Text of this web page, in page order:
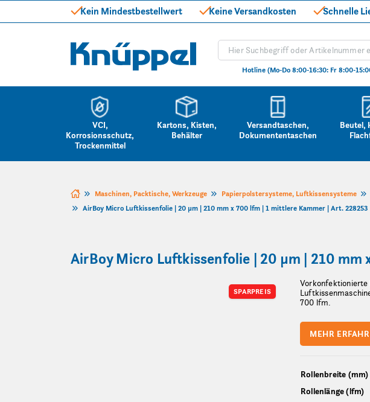
Kein Mindestbestellwert Keine Versandkosten Schnelle
Knüppel
Produkt suchen
Hotline (Mo-Do 8:00-16:30: Fr 8:00-
VCI,
Korrosionsschutz,
Trockenmittel
Kartons, Kisten,
Behälter
Versandtaschen,
Dokumententaschen
Beutel,
Maschinen, Packtische, Werkzeuge Papierpolstersysteme, Luftkissensysteme
AirBoy Micro Luftkissenfolie | 20 µm | 210 mm x 700 lfm | 1 mittlere Kammer | Art. 228253
AirBoy Micro Luftkissenfolie | 20 µm | 210
SPARPREIS
700 lfm.
MEHR
Rollenbreite (mm)
Rollenlänge (lfm)